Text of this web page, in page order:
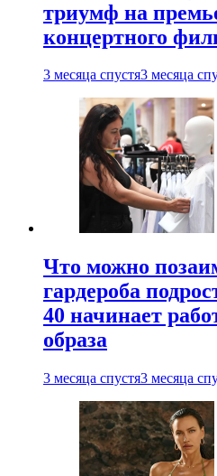
триумф на
концертного
3 месяца спустя3 месяца
Что можно
гардероба
40 начинает
образа
3 месяца спустя3 месяца